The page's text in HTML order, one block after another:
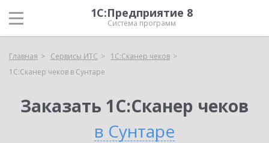
1С:Предприятие 8
Система программ
Главная Сервисы ИТС
1С:Сканер чеков
1С:Сканер чеков в Сунтаре
Заказать 1С:Сканер чеков
в Сунтаре